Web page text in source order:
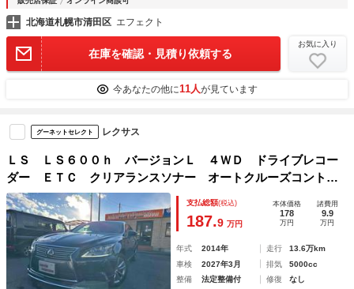
北海道札幌市清田区 エフェクト
在庫を確認・見積り依頼する
お気に入り
今あなたの他に11人が見ています
グーネットセレクト レクサス
ＬＳ ＬＳ６００ｈ バージョンＬ ４ＷＤ ドライブレコー
ダー ＥＴＣ クリアランスソナー オートクルーズコントロ
ール バックカメラ ナビ ＴＶ アルミホイール オートマ
チックハイビーム オートライト ＬＥＤヘッドランプ ＣＶ
Ｔ
支払総額(税込)
187.9 万円
本体価格
178
万円
諸費用
9.9
万円
年式 2014年 走行
13.6万km
車検
2027年3月 排気
5000cc
整備
法定整備付 修復
なし